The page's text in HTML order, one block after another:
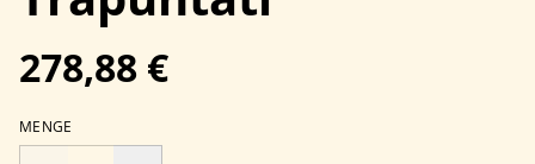
278,88 €
MENGE